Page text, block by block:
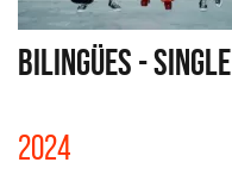
BILINGÜES - SINGLE
2024